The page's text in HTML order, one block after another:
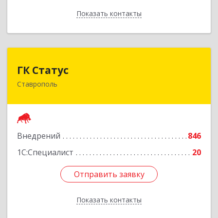
Показать контакты
Назад
ГК Статус
Ставрополь
Внедрений
846
1С:Специалист
20
Отправить заявку
Показать контакты
355002, Ставропольский край, Ставрополь г,
Отправить заявку
Назад